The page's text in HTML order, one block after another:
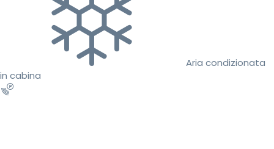
Aria condizionata
in cabina